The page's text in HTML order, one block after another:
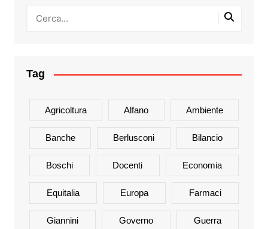
Tag
Agricoltura Alfano Ambiente
Banche Berlusconi Bilancio
Boschi Docenti Economia
Equitalia Europa Farmaci
Giannini Governo Guerra